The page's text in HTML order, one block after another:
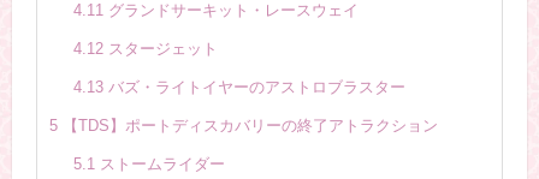
4.11グランドサーキット・レースウェイ
4.12スタージェット
4.13バズ・ライトイヤーのアストロブラスター
5 【TDS】ポートディスカバリーの終了アトラクション
5.1ストームライダー